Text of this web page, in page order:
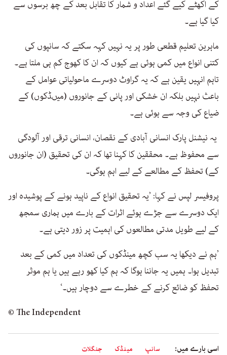
کے اکھٹے کیے گئے اعداد و شمار کا تقابل بعد کے چھ برسوں سے
کیا گیا ہے۔
ماہرین تعلیم قطعی طور پر یہ نہیں کہہ سکتے کہ سانپوں کی
کتنی انواع میں کمی ہوئی ہے کیوں کہ ان کا کھوج کم ہی ملتا ہے۔
تاہم انہیں یقین ہے کہ یہ گراوٹ دوسرے ماحولیاتی عوامل کے
باعث نہیں بلکہ ان خشکی اور پانی کے جانوروں (میںڈکوں) کے
ضیاع کی وجہ سے ہوئی ہے۔
یہ نیشنل پارک انسانی آبادی کے نقصان، انسانی ترقی اور آلودگی
سے محفوظ ہے۔ محققین کا کہنا تھا کہ ان کی تحقیق (ان جانوروں
کے) تحفظ کے مطالعے کے لیے اہم ہوگی۔
پروفیسر لپس نے کہا: ’یہ تحقیق انواع کے ناپید ہونے کے پوشیدہ اور
ایک دوسرے سے جڑے ہوئے اثرات کے بارے میں ہماری سمجھ
کے لیے طویل مدتی مطالعوں کی اہمیت پر زور دیتی ہے۔
’ہم نے دیکھا یہ سب کچھ مینڈکوں کی تعداد میں کمی کے بعد
تبدیل ہوا۔ ہمیں یہ جاننا ہوگا کہ ہم کیا کھو رہے ہیں یا ہم موثر
تحفظ کو ضائع کرنے کے خطرے سے دوچار ہیں۔‘
© The Independent
اسی بارے میں: سانپ مینڈک جنگلات